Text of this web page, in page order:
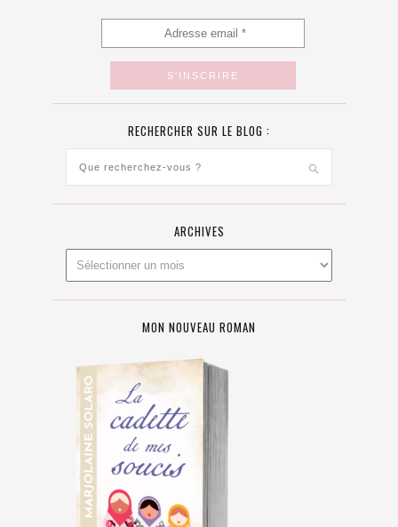
RECHERCHER SUR LE BLOG :
ARCHIVES
MON NOUVEAU ROMAN